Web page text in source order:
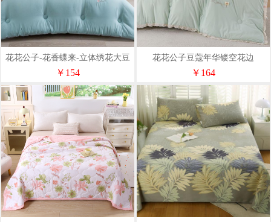
花花公子-花香蝶来-立体绣花大豆
被200*230cm3kg
￥154
花花公子豆蔻年华镂空花边
200*230cm3kg冬被Pro版
￥164